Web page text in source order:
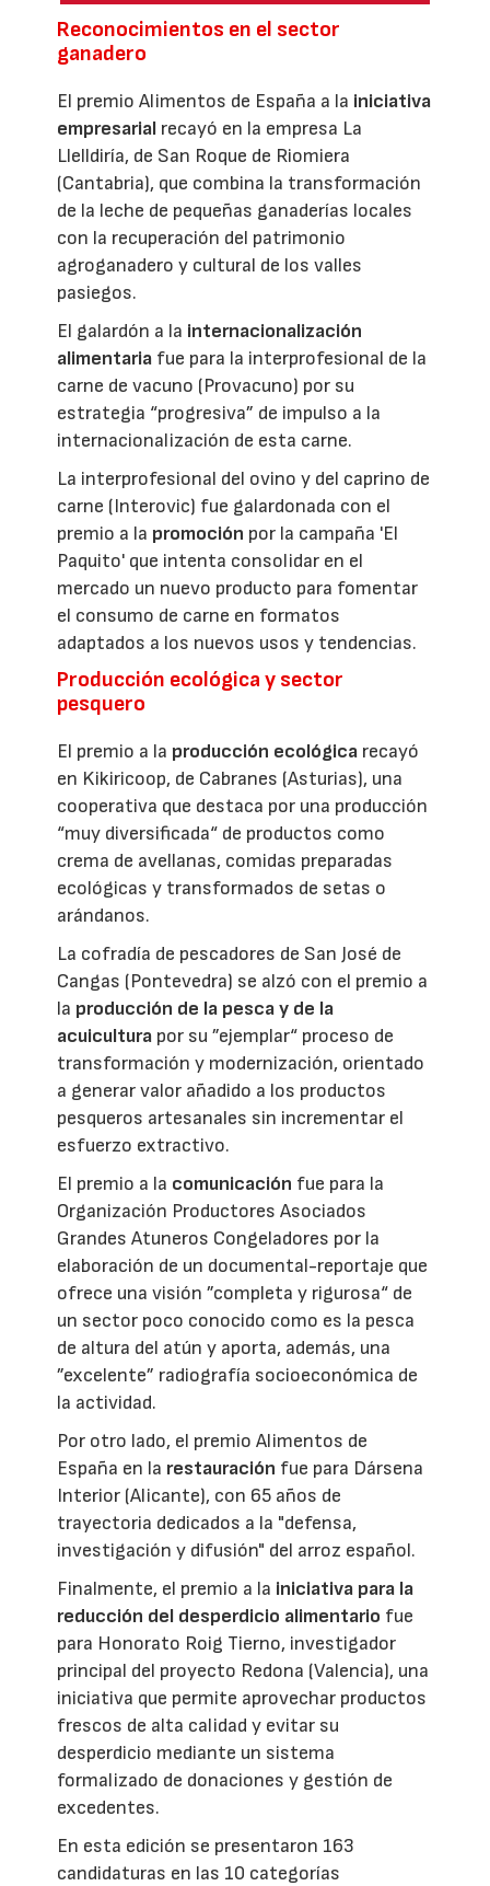
Reconocimientos en el sector
ganadero
El premio Alimentos de España a la iniciativa
empresarial recayó en la empresa La
Llelldiría, de San Roque de Riomiera
(Cantabria), que combina la transformación
de la leche de pequeñas ganaderías locales
con la recuperación del patrimonio
agroganadero y cultural de los valles
pasiegos.
El galardón a la internacionalización
alimentaria fue para la interprofesional de la
carne de vacuno (Provacuno) por su
estrategia “progresiva” de impulso a la
internacionalización de esta carne.
La interprofesional del ovino y del caprino de
carne (Interovic) fue galardonada con el
premio a la promoción por la campaña 'El
Paquito' que intenta consolidar en el
mercado un nuevo producto para fomentar
el consumo de carne en formatos
adaptados a los nuevos usos y tendencias.
Producción ecológica y sector
pesquero
El premio a la producción ecológica recayó
en Kikiricoop, de Cabranes (Asturias), una
cooperativa que destaca por una producción
“muy diversificada“ de productos como
crema de avellanas, comidas preparadas
ecológicas y transformados de setas o
arándanos.
La cofradía de pescadores de San José de
Cangas (Pontevedra) se alzó con el premio a
la producción de la pesca y de la
acuicultura por su ”ejemplar“ proceso de
transformación y modernización, orientado
a generar valor añadido a los productos
pesqueros artesanales sin incrementar el
esfuerzo extractivo.
El premio a la comunicación fue para la
Organización Productores Asociados
Grandes Atuneros Congeladores por la
elaboración de un documental-reportaje que
ofrece una visión ”completa y rigurosa“ de
un sector poco conocido como es la pesca
de altura del atún y aporta, además, una
”excelente” radiografía socioeconómica de
la actividad.
Por otro lado, el premio Alimentos de
España en la restauración fue para Dársena
Interior (Alicante), con 65 años de
trayectoria dedicados a la "defensa,
investigación y difusión" del arroz español.
Finalmente, el premio a la iniciativa para la
reducción del desperdicio alimentario fue
para Honorato Roig Tierno, investigador
principal del proyecto Redona (Valencia), una
iniciativa que permite aprovechar productos
frescos de alta calidad y evitar su
desperdicio mediante un sistema
formalizado de donaciones y gestión de
excedentes.
En esta edición se presentaron 163
candidaturas en las 10 categorías